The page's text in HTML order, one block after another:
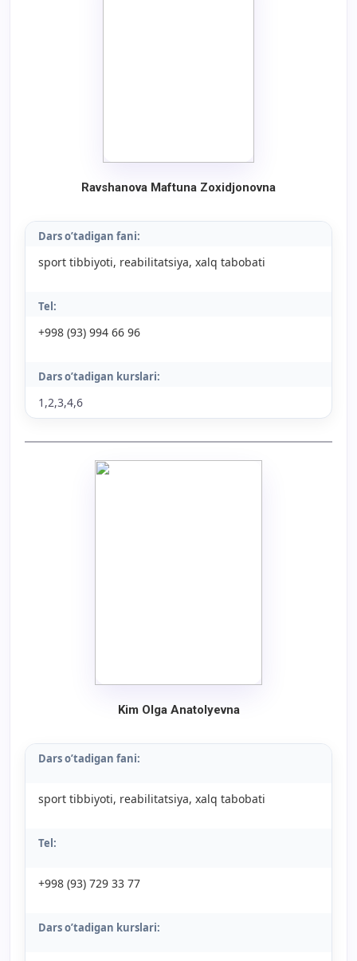
Ravshanova Maftuna Zoxidjonovna
Dars o’tadigan fani:
sport tibbiyoti, reabilitatsiya, xalq tabobati
Tel:
+998 (93) 994 66 96
Dars o’tadigan kurslari:
1,2,3,4,6
Kim Olga Anatolyevna
Dars o’tadigan fani:
sport tibbiyoti, reabilitatsiya, xalq tabobati
Tel:
+998 (93) 729 33 77
Dars o’tadigan kurslari: